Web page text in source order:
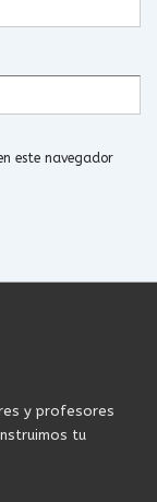
este navegador
y profesores
tu